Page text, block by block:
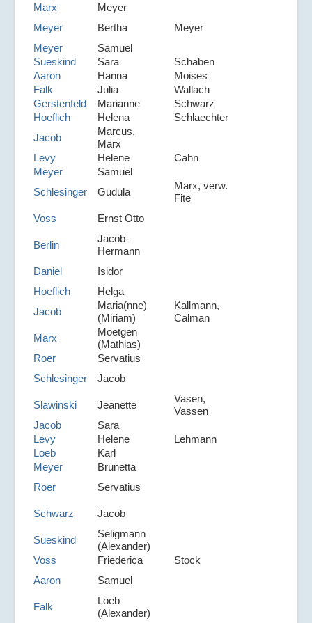
Marx
Meyer
Meyer
Bertha
Meyer
Meyer
Samuel
Sueskind
Sara
Schaben
Aaron
Hanna
Moises
Falk
Julia
Wallach
Gerstenfeld
Marianne
Schwarz
Hoeflich
Helena
Schlaechter
Jacob
Marcus,
Marx
Levy
Helene
Cahn
Meyer
Samuel
Schlesinger
Gudula
Marx, verw.
Fite
Voss
Ernst Otto
Berlin
Jacob-
Hermann
Daniel
Isidor
Hoeflich
Helga
Jacob
Maria(nne)
(Miriam)
Kallmann,
Calman
Marx
Moetgen
(Mathias)
Roer
Servatius
Schlesinger
Jacob
Slawinski Jeanette
Vasen,
Vassen
Jacob
Sara
Levy
Helene
Lehmann
Loeb
Karl
Meyer
Brunetta
Roer
Servatius
Schwarz Jacob
Sueskind
Seligmann
(Alexander)
Voss
Friederica
Stock
Aaron
Samuel
Falk
Loeb
(Alexander)